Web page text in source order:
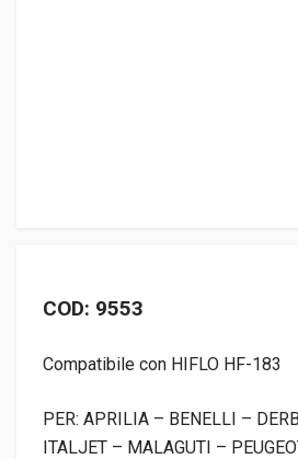
COD: 9553
Compatibile con HIFLO HF-183
PER: APRILIA – BENELLI –
ITALJET – MALAGUTI –